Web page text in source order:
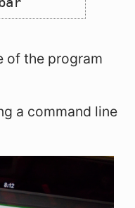
of the program
a command line